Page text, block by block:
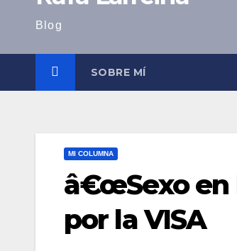
Blog
SOBRE MÍ
MI COLUMNA
â€œSexo en
por la VISA